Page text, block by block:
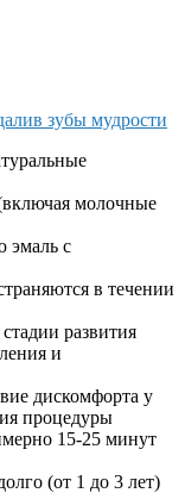
зубы мудрости
молочные
эмаль с
в течении
развития
и
дискомфорта у
процедуры
15-25 минут
(от 1 до 3 лет)